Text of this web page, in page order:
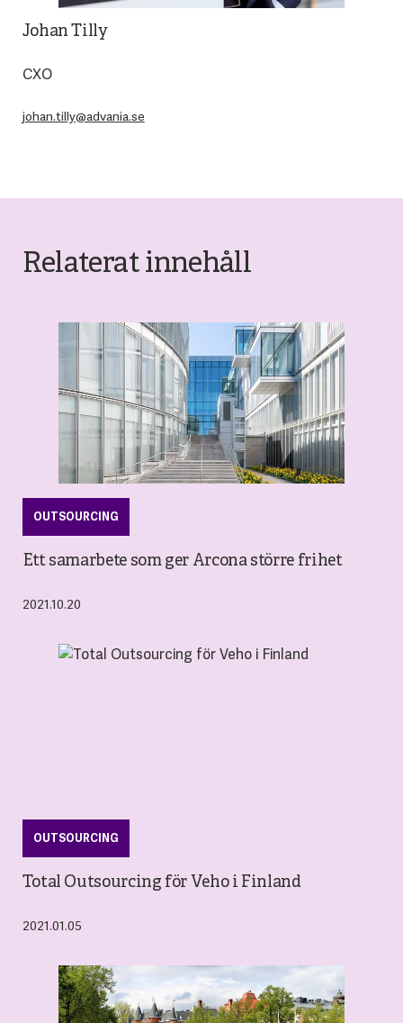
Johan Tilly
CXO
johan.tilly@advania.se
Relaterat innehåll
OUTSOURCING
Ett samarbete som ger Arcona större frihet
2021.10.20
OUTSOURCING
Total Outsourcing för Veho i Finland
2021.01.05